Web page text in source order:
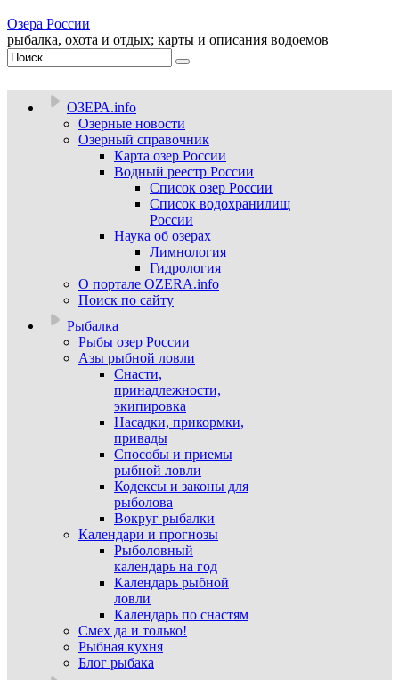
Озера России
рыбалка, охота и отдых; карты и описания водоемов
ОЗЕРА.info
Озерные новости
Озерный справочник
Карта озер России
Водный реестр России
Список озер России
Список водохранилищ
России
Наука об озерах
Лимнология
Гидрология
О портале OZERA.info
Поиск по сайту
Рыбалка
Рыбы озер России
Азы рыбной ловли
Снасти,
принадлежности,
экипировка
Насадки, прикормки,
привады
Способы и приемы
рыбной ловли
Кодексы и законы для
рыболова
Вокруг рыбалки
Календари и прогнозы
Рыболовный
календарь на год
Календарь рыбной
ловли
Календарь по снастям
Смех да и только!
Рыбная кухня
Блог рыбака